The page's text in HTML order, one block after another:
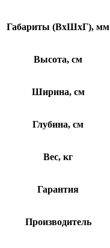
Габариты (ВxШxГ), мм
Высота, см
Ширина, см
Глубина, см
Вес, кг
Гарантия
Производитель